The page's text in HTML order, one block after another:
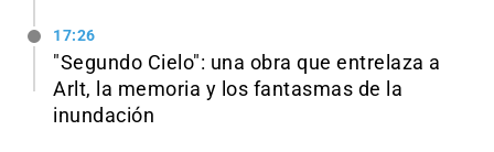
17:26
"Segundo Cielo": una obra que entrelaza a
Arlt, la memoria y los fantasmas de la
inundación